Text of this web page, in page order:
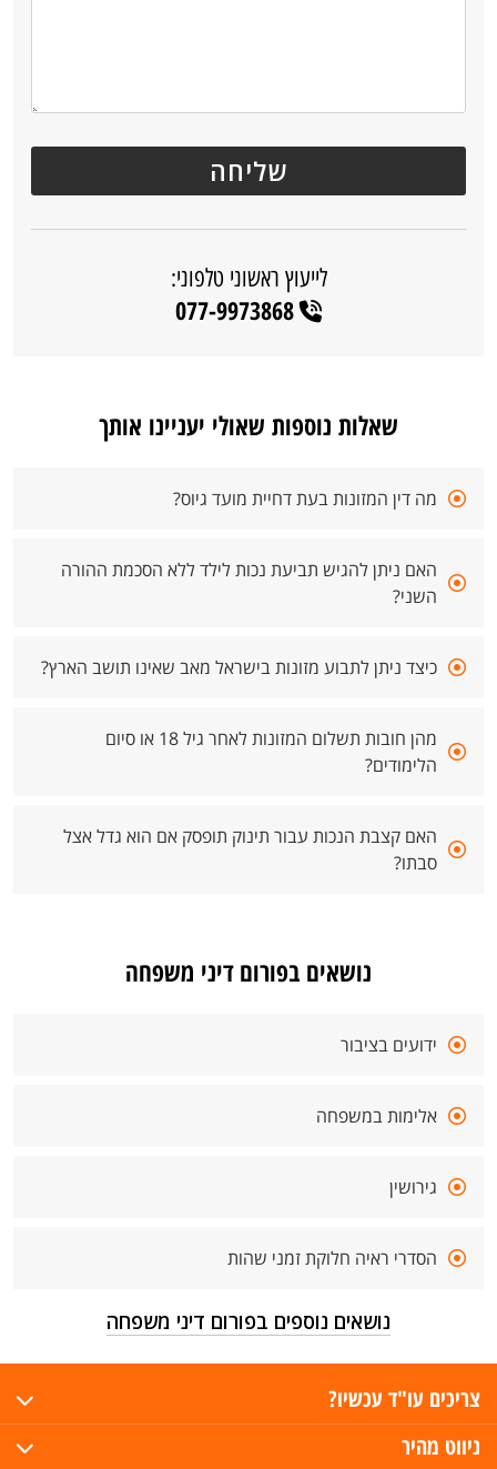
לייעוץ ראשוני טלפוני:
077-9973868
שאלות נוספות שאולי יעניינו אותך
מה דין המזונות בעת דחיית מועד גיוס?
האם ניתן להגיש תביעת נכות לילד ללא הסכמת ההורה
השני?
כיצד ניתן לתבוע מזונות בישראל מאב שאינו תושב הארץ?
מהן חובות תשלום המזונות לאחר גיל 18 או סיום
הלימודים?
האם קצבת הנכות עבור תינוק תופסק אם הוא גדל אצל
סבתו?
נושאים בפורום דיני משפחה
ידועים בציבור
אלימות במשפחה
גירושין
הסדרי ראיה חלוקת זמני שהות
נושאים נוספים בפורום דיני משפחה
צריכים עו"ד עכשיו?
ניווט מהיר